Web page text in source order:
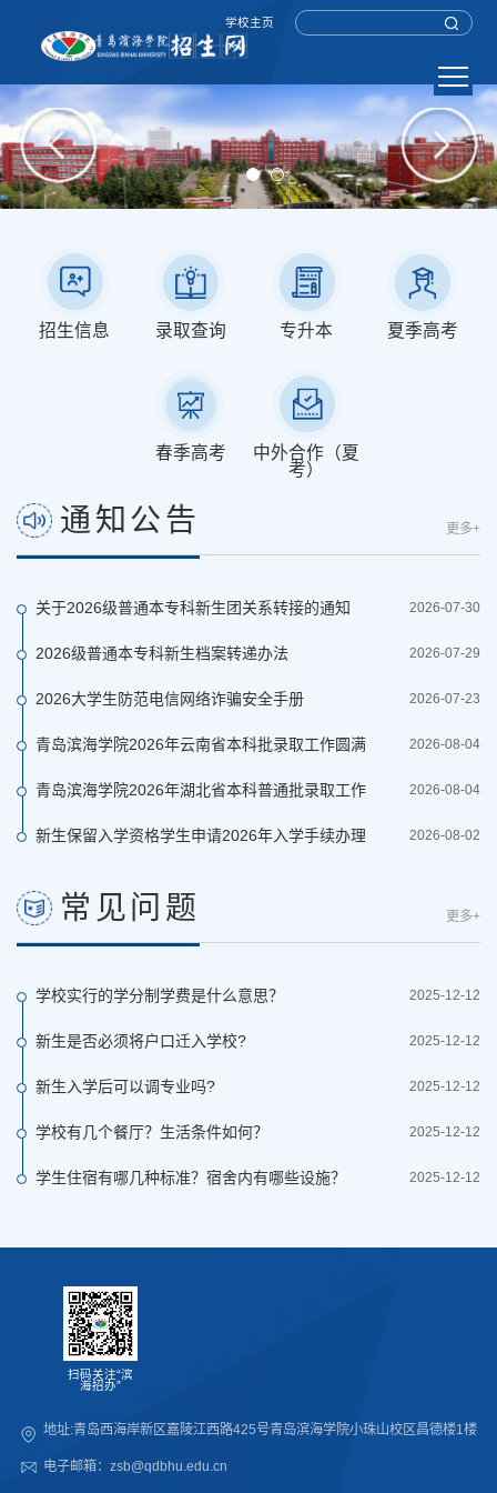
学校主页
招生信息 录取查询 专升本 夏季高考
春季高考
中外合作（夏
考）
通知公告 更多+
关于2026级普通本专科新生团关系转接的通知 2026-07-30
2026级普通本专科新生档案转递办法 2026-07-29
2026大学生防范电信网络诈骗安全手册 2026-07-23
青岛滨海学院2026年云南省本科批录取工作圆满
完成
2026-08-04
青岛滨海学院2026年湖北省本科普通批录取工作
圆满完成
2026-08-04
新生保留入学资格学生申请2026年入学手续办理 2026-08-02
常见问题 更多+
学校实行的学分制学费是什么意思？ 2025-12-12
新生是否必须将户口迁入学校? 2025-12-12
新生入学后可以调专业吗? 2025-12-12
学校有几个餐厅？生活条件如何？ 2025-12-12
学生住宿有哪几种标准？宿舍内有哪些设施？ 2025-12-12
扫码关注“滨
海招办”
地址:青岛西海岸新区嘉陵江西路425号青岛滨海学院小珠山校区昌德楼1楼
电子邮箱：zsb@qdbhu.edu.cn